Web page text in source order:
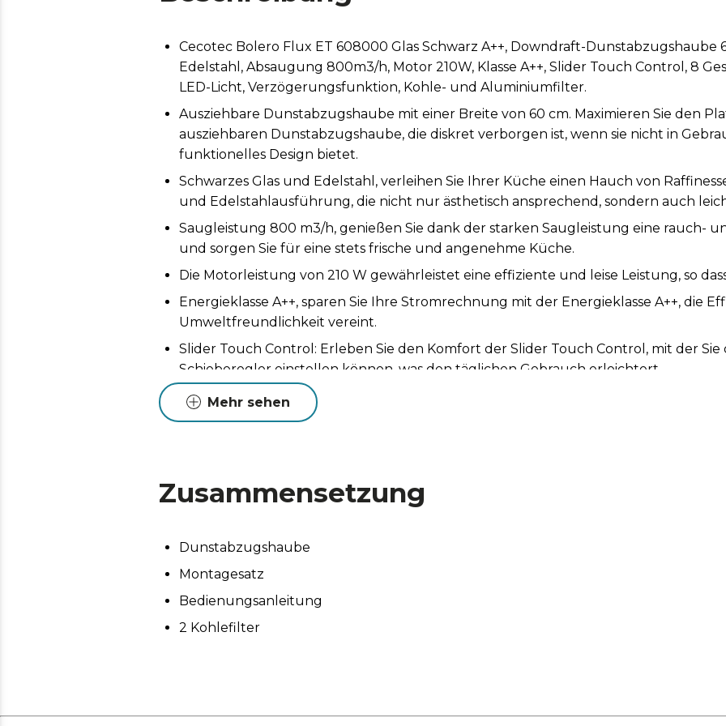
Cecotec Bolero Flux ET 608000 Glas Schwarz A++, Downdraft-Dunstabzugshaube
Edelstahl, Absaugung 800m3/h, Motor 210W, Klasse A++, Slider Touch Control, 8
LED-Licht, Verzögerungsfunktion, Kohle- und Aluminiumfilter.
Ausziehbare Dunstabzugshaube mit einer Breite von 60 cm. Maximieren Sie den
ausziehbaren Dunstabzugshaube, die diskret verborgen ist, wenn sie nicht in
funktionelles Design bietet.
Schwarzes Glas und Edelstahl, verleihen Sie Ihrer Küche einen Hauch von
und Edelstahlausführung, die nicht nur ästhetisch ansprechend, sondern auch
Saugleistung 800 m3/h, genießen Sie dank der starken Saugleistung eine rauch-
und sorgen Sie für eine stets frische und angenehme Küche.
Die Motorleistung von 210 W gewährleistet eine effiziente und leise Leistung, so
Energieklasse A++, sparen Sie Ihre Stromrechnung mit der Energieklasse A++, die
Umweltfreundlichkeit vereint.
Slider Touch Control: Erleben Sie den Komfort der Slider Touch Control, mit der
Schieberegler einstellen können, was den täglichen Gebrauch erleichtert.
8 Geschwindigkeitsstufen: Passen Sie die Absaugleistung an Ihre Bedürfnisse an,
starker Absaugung.
Kohlefilter inklusive. Halten Sie Ihre Küchenluft sauber und geruchsfrei mit
und leicht zu reinigen sind.
Mehr sehen
Zusammensetzung
Dunstabzugshaube
Montagesatz
Bedienungsanleitung
2 Kohlefilter